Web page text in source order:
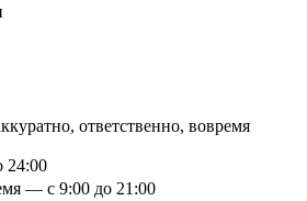
ответственно, вовремя
24:00
— с 9:00 до 21:00